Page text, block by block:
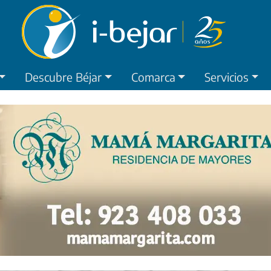
Descubre Béjar Comarca Servicios